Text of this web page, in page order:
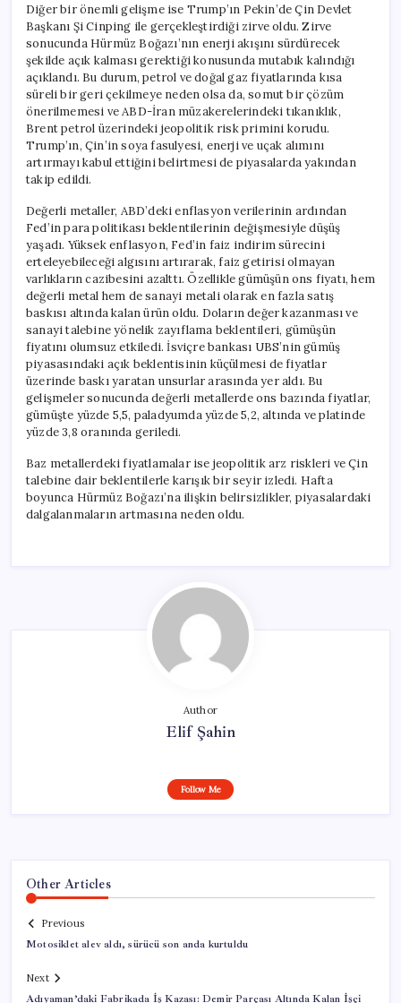
Diğer bir önemli gelişme ise Trump’ın Pekin’de Çin Devlet
Başkanı Şi Cinping ile gerçekleştirdiği zirve oldu. Zirve
sonucunda Hürmüz Boğazı’nın enerji akışını sürdürecek
şekilde açık kalması gerektiği konusunda mutabık kalındığı
açıklandı. Bu durum, petrol ve doğal gaz fiyatlarında kısa
süreli bir geri çekilmeye neden olsa da, somut bir çözüm
önerilmemesi ve ABD-İran müzakerelerindeki tıkanıklık,
Brent petrol üzerindeki jeopolitik risk primini korudu.
Trump’ın, Çin’in soya fasulyesi, enerji ve uçak alımını
artırmayı kabul ettiğini belirtmesi de piyasalarda yakından
takip edildi.
Değerli metaller, ABD’deki enflasyon verilerinin ardından
Fed’in para politikası beklentilerinin değişmesiyle düşüş
yaşadı. Yüksek enflasyon, Fed’in faiz indirim sürecini
erteleyebileceği algısını artırarak, faiz getirisi olmayan
varlıkların cazibesini azalttı. Özellikle gümüşün ons fiyatı, hem
değerli metal hem de sanayi metali olarak en fazla satış
baskısı altında kalan ürün oldu. Doların değer kazanması ve
sanayi talebine yönelik zayıflama beklentileri, gümüşün
fiyatını olumsuz etkiledi. İsviçre bankası UBS’nin gümüş
piyasasındaki açık beklentisinin küçülmesi de fiyatlar
üzerinde baskı yaratan unsurlar arasında yer aldı. Bu
gelişmeler sonucunda değerli metallerde ons bazında fiyatlar,
gümüşte yüzde 5,5, paladyumda yüzde 5,2, altında ve platinde
yüzde 3,8 oranında geriledi.
Baz metallerdeki fiyatlamalar ise jeopolitik arz riskleri ve Çin
talebine dair beklentilerle karışık bir seyir izledi. Hafta
boyunca Hürmüz Boğazı’na ilişkin belirsizlikler, piyasalardaki
dalgalanmaların artmasına neden oldu.
Author
Elif Şahin
Follow Me
Other Articles
Previous
Motosiklet alev aldı, sürücü son anda kurtuldu
Next
Adıyaman’daki Fabrikada İş Kazası: Demir Parçası Altında Kalan İşçi